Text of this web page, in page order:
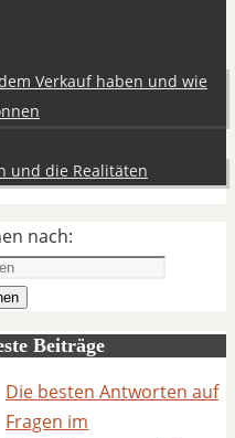
Verkauf haben und wie
und die Realitäten
nach:
Beiträge
Die besten Antworten auf
Fragen im